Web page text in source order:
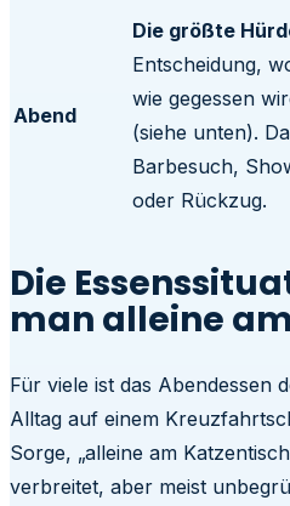
Abend
Die größte
Entscheidung,
wie gegessen
(siehe unten).
Barbesuch,
oder Rückzug.
Die
man alleine
Für viele ist das Abendessen
Alltag auf einem
Sorge, „alleine am
verbreitet, aber meist